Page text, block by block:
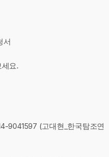
서
요.
9041597 (고대현_한국탐조연